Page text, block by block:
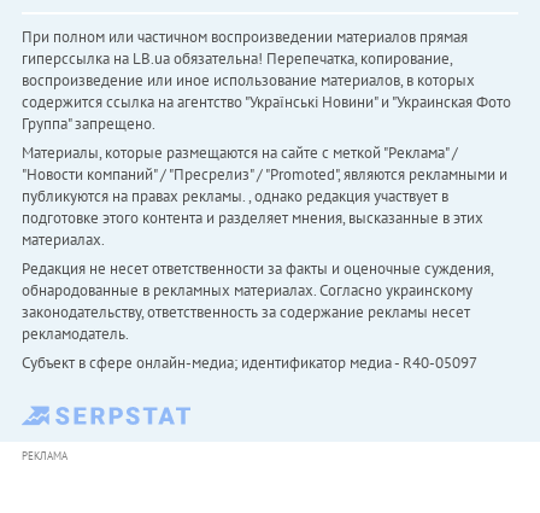
При полном или частичном воспроизведении материалов прямая
гиперссылка на LB.ua обязательна! Перепечатка, копирование,
воспроизведение или иное использование материалов, в которых
содержится ссылка на агентство "Українськi Новини" и "Украинская Фото
Группа" запрещено.
Материалы, которые размещаются на сайте с меткой "Реклама" /
"Новости компаний" / "Пресрелиз" / "Promoted", являются рекламными и
публикуются на правах рекламы. , однако редакция участвует в
подготовке этого контента и разделяет мнения, высказанные в этих
материалах.
Редакция не несет ответственности за факты и оценочные суждения,
обнародованные в рекламных материалах. Согласно украинскому
законодательству, ответственность за содержание рекламы несет
рекламодатель.
Субъект в сфере онлайн-медиа; идентификатор медиа - R40-05097
РЕКЛАМА